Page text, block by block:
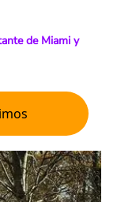
de Miami y